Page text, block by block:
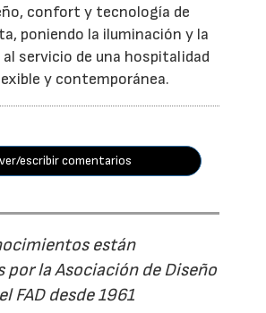
confort y tecnología de
poniendo la iluminación y la
servicio de una hospitalidad
y contemporánea.
ver/escribir comentarios
están
por la Asociación de Diseño
FAD desde 1961